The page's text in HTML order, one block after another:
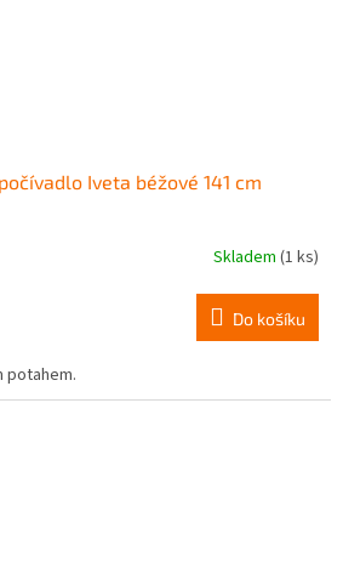
Iveta béžové 141 cm
Skladem (1 ks)
Do košíku
potahem.